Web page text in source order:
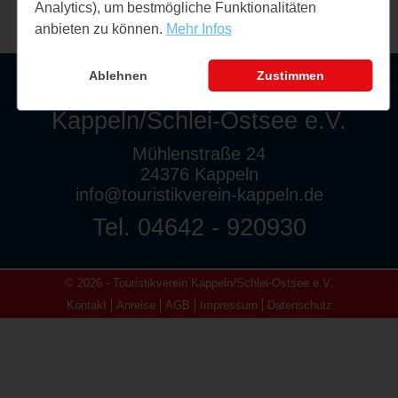
Touristikverein
Kappeln/Schlei-Ostsee e.V.
Mühlenstraße 24
24376 Kappeln
info@touristikverein-kappeln.de
Tel. 04642 - 920930
© 2026 - Touristikverein Kappeln/Schlei-Ostsee e.V.
Kontakt
Anreise AGB Impressum Datenschutz
Analytics), um bestmögliche Funktionalitäten
anbieten zu können. Mehr Infos
Ablehnen Zustimmen